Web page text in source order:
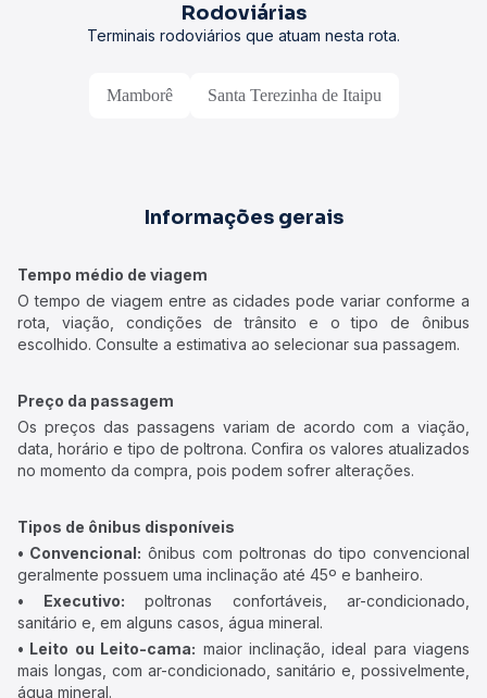
Rodoviárias
Terminais rodoviários que atuam nesta rota.
Mamborê Santa Terezinha de Itaipu
Informações gerais
Tempo médio de viagem
O tempo de viagem entre as cidades pode variar conforme a
rota, viação, condições de trânsito e o tipo de ônibus
escolhido. Consulte a estimativa ao selecionar sua passagem.
Preço da passagem
Os preços das passagens variam de acordo com a viação,
data, horário e tipo de poltrona. Confira os valores atualizados
no momento da compra, pois podem sofrer alterações.
Tipos de ônibus disponíveis
• Convencional: ônibus com poltronas do tipo convencional
geralmente possuem uma inclinação até 45º e banheiro.
• Executivo: poltronas confortáveis, ar-condicionado,
sanitário e, em alguns casos, água mineral.
• Leito ou Leito-cama: maior inclinação, ideal para viagens
mais longas, com ar-condicionado, sanitário e, possivelmente,
água mineral.